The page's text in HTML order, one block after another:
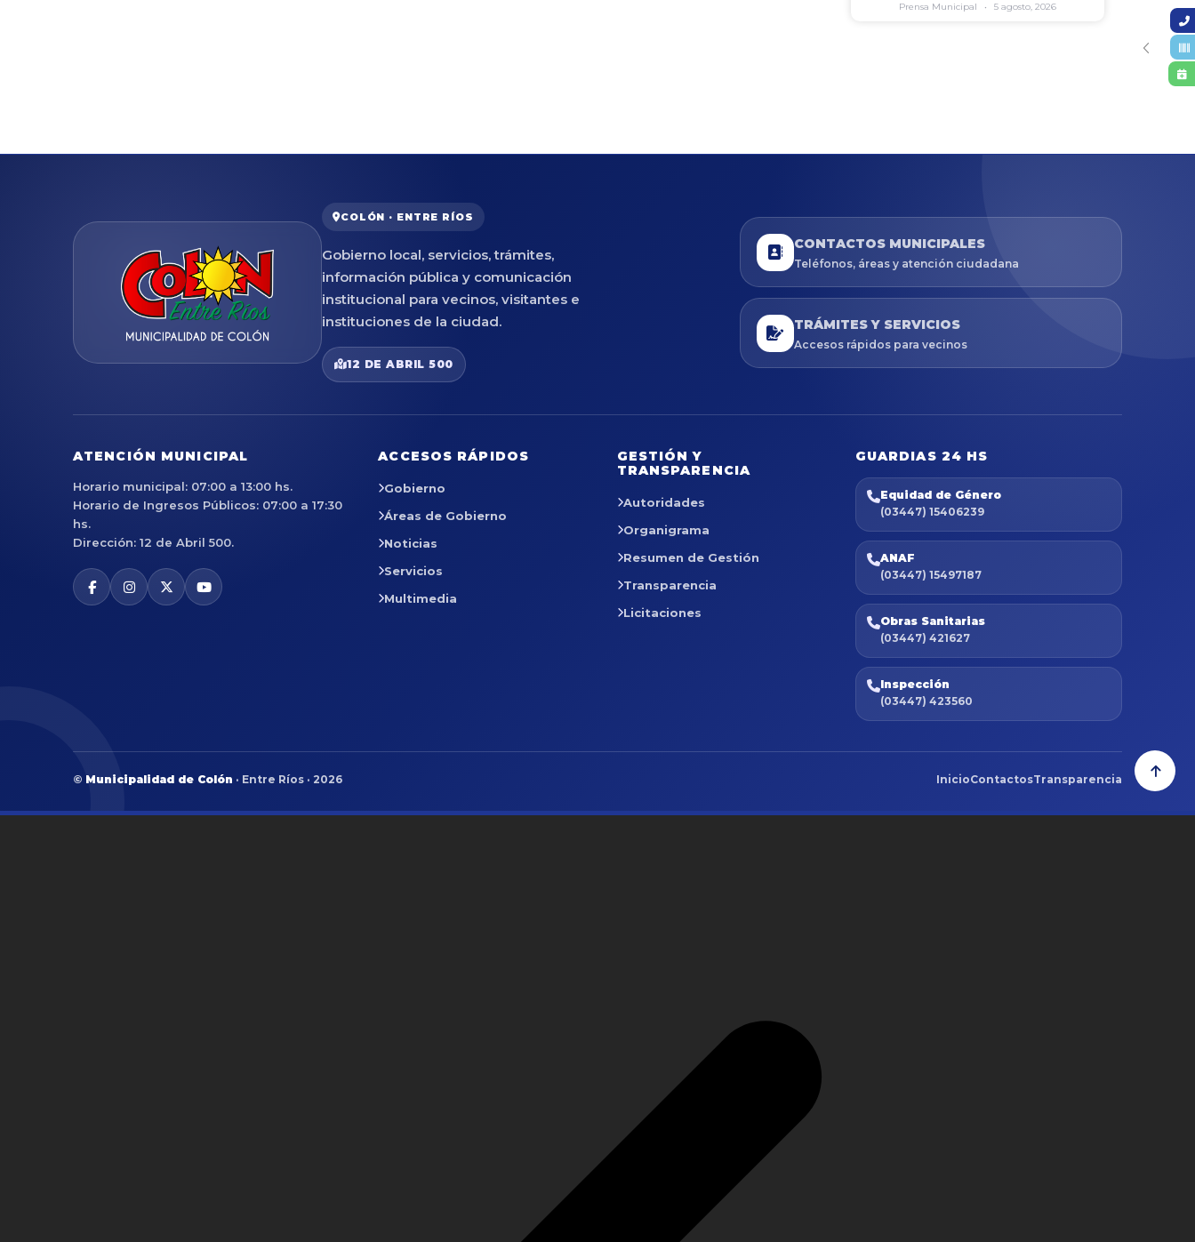
Prensa Municipal 5 agosto, 2026
COLÓN · ENTRE RÍOS
Gobierno local, servicios, trámites,
información pública y comunicación
institucional para vecinos, visitantes e
instituciones de la ciudad.
12 DE ABRIL 500
CONTACTOS MUNICIPALES
Teléfonos, áreas y atención ciudadana
TRÁMITES Y SERVICIOS
Accesos rápidos para vecinos
ATENCIÓN MUNICIPAL
Horario municipal: 07:00 a 13:00 hs.
Horario de Ingresos Públicos: 07:00 a 17:30
hs.
Dirección: 12 de Abril 500.
ACCESOS RÁPIDOS
Gobierno
Áreas de Gobierno
Noticias
Servicios
Multimedia
GESTIÓN Y
TRANSPARENCIA
Autoridades
Organigrama
Resumen de Gestión
Transparencia
Licitaciones
GUARDIAS 24 HS
Equidad de Género
(03447) 15406239
ANAF
(03447) 15497187
Obras Sanitarias
(03447) 421627
Inspección
(03447) 423560
© Municipalidad de Colón · Entre Ríos · 2026 InicioContactosTransparencia